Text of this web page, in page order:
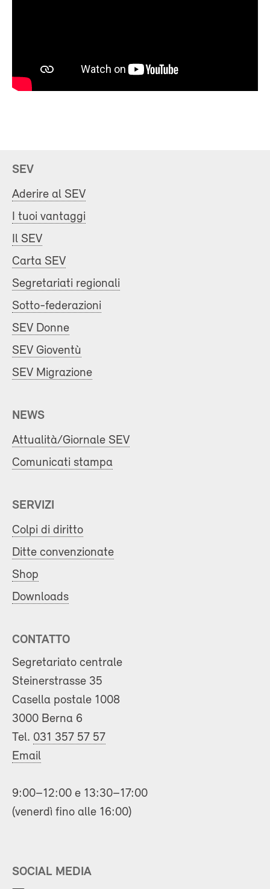
SEV
Aderire al SEV
I tuoi vantaggi
Il SEV
Carta SEV
Segretariati regionali
Sotto-federazioni
SEV Donne
SEV Gioventù
SEV Migrazione
NEWS
Attualità/Giornale SEV
Comunicati stampa
SERVIZI
Colpi di diritto
Ditte convenzionate
Shop
Downloads
CONTATTO
Segretariato centrale
Steinerstrasse 35
Casella postale 1008
3000 Berna 6
Tel. 031 357 57 57
Email
9:00–12:00 e 13:30–17:00
(venerdì fino alle 16:00)
SOCIAL MEDIA